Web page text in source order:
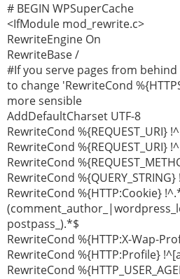
# BEGIN WPSuperCache
<IfModule mod_rewrite.c>
RewriteEngine On
RewriteBase /
#If you serve pages from
to change 'RewriteCond
more sensible
AddDefaultCharset UTF-8
RewriteCond %{REQUEST_URI}
RewriteCond %{REQUEST_URI}
RewriteCond
RewriteCond
RewriteCond %{HTTP:Cookie}
postpass_).*$
RewriteCond %{HTTP:X-Wap-
RewriteCond %{HTTP:Profile}
RewriteCond